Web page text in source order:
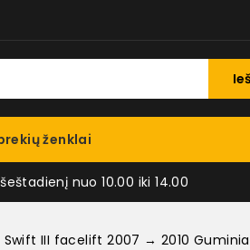
ženklai
nuo 10.00 iki 14.00
Swift III facelift 2007 → 2010